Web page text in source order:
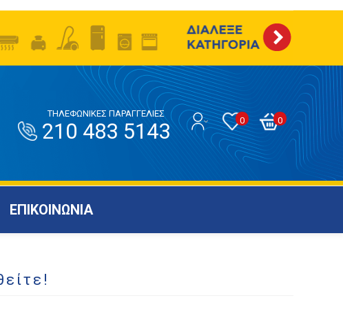
0
0
ΤΗΛΕΦΩΝΙΚΕΣ ΠΑΡΑΓΓΕΛΙΕΣ
210 483 5143
ΕΠΙΚΟΙΝΩΝΙΑ